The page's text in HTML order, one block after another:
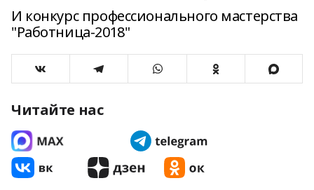
И конкурс профессионального мастерства
"Работница-2018"
Читайте нас